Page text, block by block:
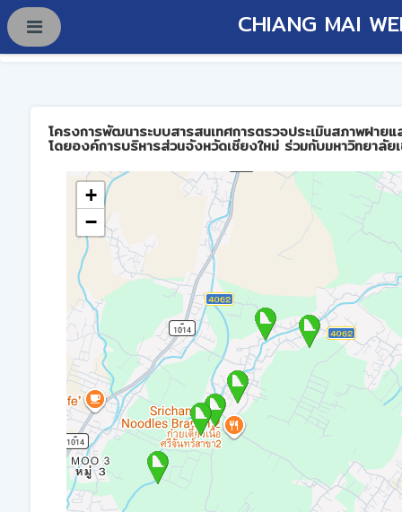
CHIANG MAI
โครงการพัฒนาระบบสารสนเทศการตรวจประเมินสภาพฝาย
โดยองค์การบริหารส่วนจังหวัดเชียงใหม่ ร่วมกับมหาวิทยาลัย
+
−